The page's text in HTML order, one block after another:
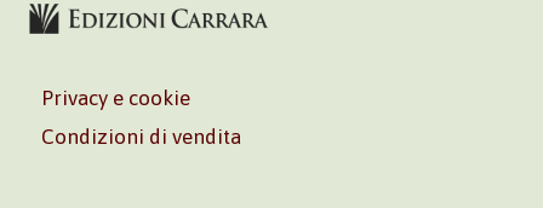
Privacy e cookie
Condizioni di vendita